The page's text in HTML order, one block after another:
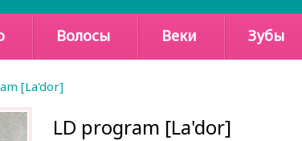
Волосы Веки Зубы
[La'dor]
LD program [La'dor]